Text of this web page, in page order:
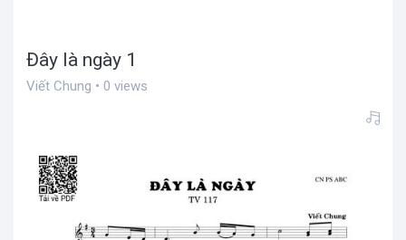
Đây là ngày 1
Viết Chung • 0 views